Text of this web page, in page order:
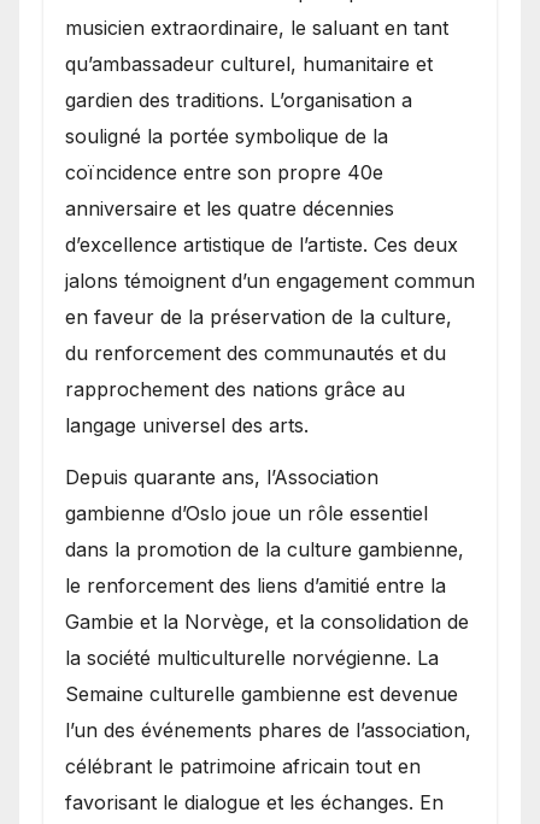
musicien extraordinaire, le saluant en tant
qu’ambassadeur culturel, humanitaire et
gardien des traditions. L’organisation a
souligné la portée symbolique de la
coïncidence entre son propre 40e
anniversaire et les quatre décennies
d’excellence artistique de l’artiste. Ces deux
jalons témoignent d’un engagement commun
en faveur de la préservation de la culture,
du renforcement des communautés et du
rapprochement des nations grâce au
langage universel des arts.
​Depuis quarante ans, l’Association
gambienne d’Oslo joue un rôle essentiel
dans la promotion de la culture gambienne,
le renforcement des liens d’amitié entre la
Gambie et la Norvège, et la consolidation de
la société multiculturelle norvégienne. La
Semaine culturelle gambienne est devenue
l’un des événements phares de l’association,
célébrant le patrimoine africain tout en
favorisant le dialogue et les échanges. En